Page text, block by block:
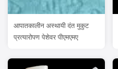
आपातकालीन अस्थायी दंत मुकुट
प्रत्यारोपण पेशेवर पीएमएमए